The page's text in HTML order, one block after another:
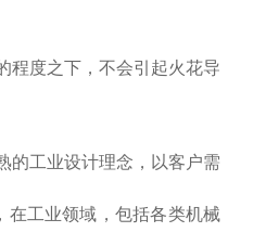
程度之下，不会引起火花导
的工业设计理念，以客户需
在工业领域，包括各类机械